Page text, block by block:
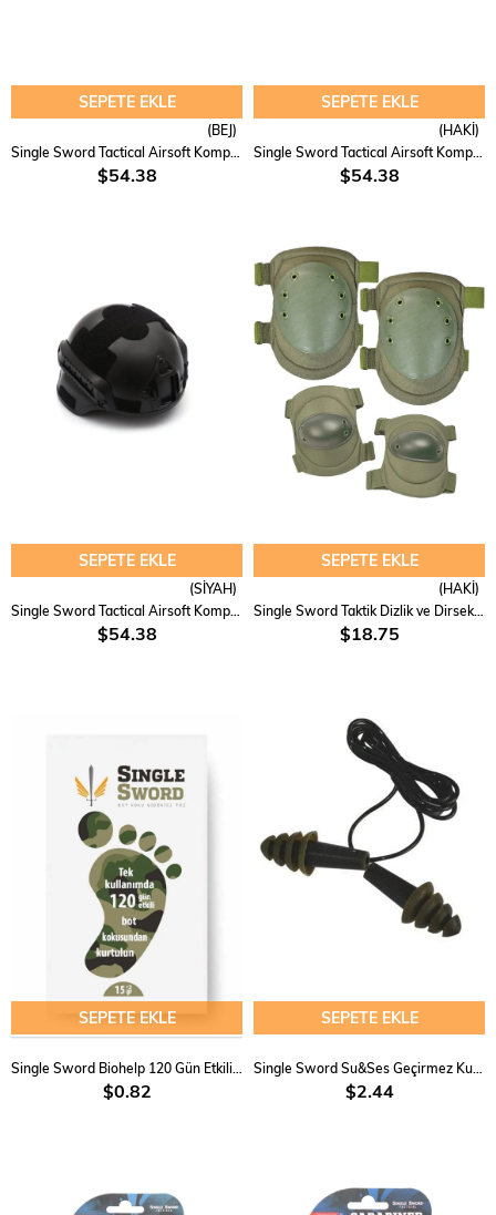
SEPETE EKLE
(BEJ)
$54.38
SEPETE EKLE
(HAKİ)
$54.38
SEPETE EKLE
(SİYAH)
$54.38
SEPETE EKLE
(HAKİ)
$18.75
SEPETE EKLE
$0.82
SEPETE EKLE
$2.44